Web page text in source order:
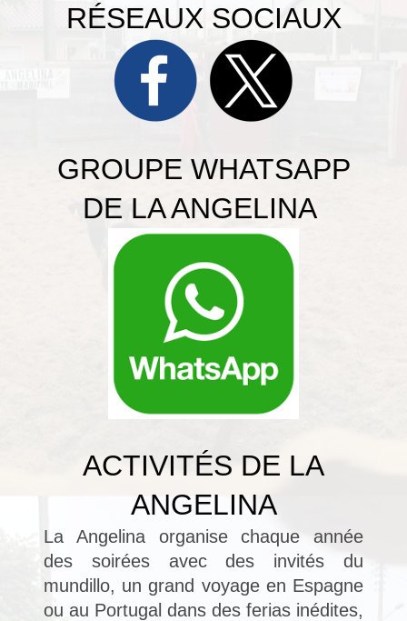
RÉSEAUX SOCIAUX
GROUPE WHATSAPP
DE LA ANGELINA
ACTIVITÉS DE LA
ANGELINA
La Angelina organise chaque année
des soirées avec des invités du
mundillo, un grand voyage en Espagne
ou au Portugal dans des ferias inédites,